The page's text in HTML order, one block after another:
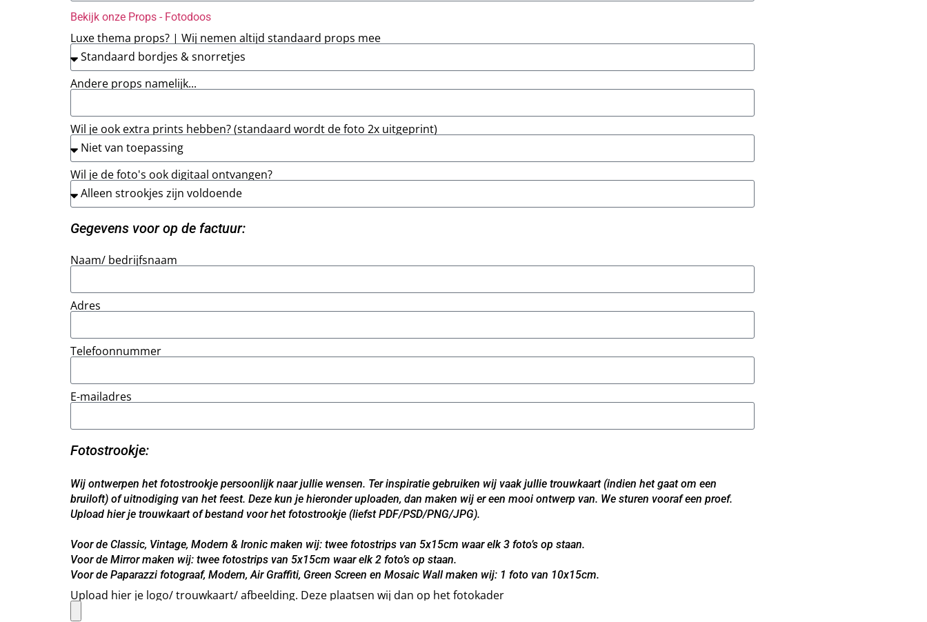
Bekijk onze Props - Fotodoos
Luxe thema props? | Wij nemen altijd standaard props mee
Andere props namelijk...
Wil je ook extra prints hebben? (standaard wordt de foto 2x uitgeprint)
Wil je de foto's ook digitaal ontvangen?
Gegevens voor op de factuur:
Naam/ bedrijfsnaam
Adres
Telefoonnummer
E-mailadres
Fotostrookje:
Wij ontwerpen het fotostrookje persoonlijk naar jullie wensen. Ter inspiratie gebruiken wij vaak jullie trouwkaart (indien het gaat om een
bruiloft) of uitnodiging van het feest. Deze kun je hieronder uploaden, dan maken wij er een mooi ontwerp van. We sturen vooraf een proef.
Upload hier je trouwkaart of bestand voor het fotostrookje (liefst PDF/PSD/PNG/JPG).
Voor de Classic, Vintage, Modern & Ironic maken wij: twee fotostrips van 5x15cm waar elk 3 foto’s op staan.
Voor de Mirror maken wij: twee fotostrips van 5x15cm waar elk 2 foto’s op staan.
Voor de Paparazzi fotograaf, Modern, Air Graffiti, Green Screen en Mosaic Wall maken wij: 1 foto van 10x15cm.
Upload hier je logo/ trouwkaart/ afbeelding. Deze plaatsen wij dan op het fotokader